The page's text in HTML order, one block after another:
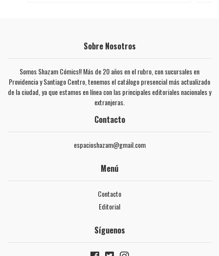
Sobre Nosotros
Somos Shazam Cómics!! Más de 20 años en el rubro, con sucursales en
Providencia y Santiago Centro, tenemos el catálogo presencial más actualizado
de la ciudad, ya que estamos en línea con las principales editoriales nacionales y
extranjeras.
Contacto
espacioshazam@gmail.com
Menú
Contacto
Editorial
Síguenos